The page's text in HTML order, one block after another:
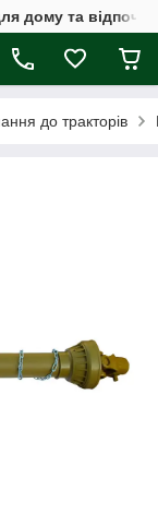
дому та
до тракторів